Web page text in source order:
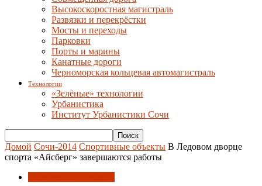
Высокоскоростная магистраль
Развязки и перекрёстки
Мосты и переходы
Парковки
Порты и марины
Канатные дороги
Черноморская кольцевая автомагистраль
Технологии
«Зелёные» технологии
Урбанистика
Институт Урбанистики Сочи
Домой Сочи-2014 Спортивные объекты В Ледовом дворце
спорта «Айсберг» завершаются работы